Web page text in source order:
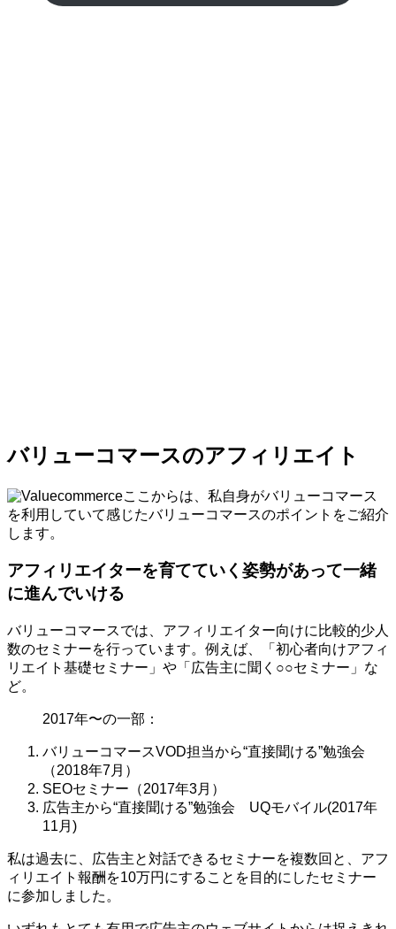
バリューコマースのアフィリエイト
ここからは、私自身がバリューコマース
を利用していて感じたバリューコマースのポイントをご紹介
します。
アフィリエイターを育てていく姿勢があって一緒
に進んでいける
バリューコマースでは、アフィリエイター向けに比較的少人
数のセミナーを行っています。例えば、「初心者向けアフィ
リエイト基礎セミナー」や「広告主に聞く○○セミナー」な
ど。
2017年〜の一部：
バリューコマースVOD担当から“直接聞ける”勉強会
（2018年7月）
SEOセミナー（2017年3月）
広告主から“直接聞ける”勉強会 UQモバイル(2017年
11月)
私は過去に、広告主と対話できるセミナーを複数回と、アフ
ィリエイト報酬を10万円にすることを目的にしたセミナー
に参加しました。